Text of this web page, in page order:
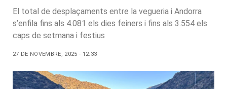
El total de desplaçaments entre la vegueria i Andorra
s’enfila fins als 4.081 els dies feiners i fins als 3.554 els
caps de setmana i festius
27 DE NOVEMBRE, 2025 - 12:33